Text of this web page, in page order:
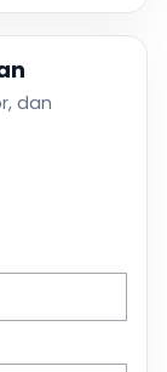
dan